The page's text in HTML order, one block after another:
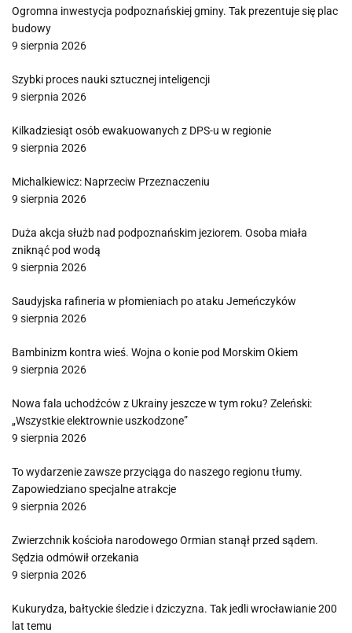
Ogromna inwestycja podpoznańskiej gminy. Tak prezentuje się plac
budowy
9 sierpnia 2026
Szybki proces nauki sztucznej inteligencji
9 sierpnia 2026
Kilkadziesiąt osób ewakuowanych z DPS-u w regionie
9 sierpnia 2026
Michalkiewicz: Naprzeciw Przeznaczeniu
9 sierpnia 2026
Duża akcja służb nad podpoznańskim jeziorem. Osoba miała
zniknąć pod wodą
9 sierpnia 2026
Saudyjska rafineria w płomieniach po ataku Jemeńczyków
9 sierpnia 2026
Bambinizm kontra wieś. Wojna o konie pod Morskim Okiem
9 sierpnia 2026
Nowa fala uchodźców z Ukrainy jeszcze w tym roku? Zeleński:
„Wszystkie elektrownie uszkodzone”
9 sierpnia 2026
To wydarzenie zawsze przyciąga do naszego regionu tłumy.
Zapowiedziano specjalne atrakcje
9 sierpnia 2026
Zwierzchnik kościoła narodowego Ormian stanął przed sądem.
Sędzia odmówił orzekania
9 sierpnia 2026
Kukurydza, bałtyckie śledzie i dziczyzna. Tak jedli wrocławianie 200
lat temu